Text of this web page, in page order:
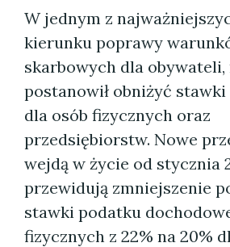
W jednym z
kierunku poprawy
skarbowych dla
postanowił obniżyć
dla osób fizycznych oraz
przedsiębiorstw. Nowe
wejdą w życie od stycznia
przewidują zmniejszenie
stawki podatku
fizycznych z 22% na 20%